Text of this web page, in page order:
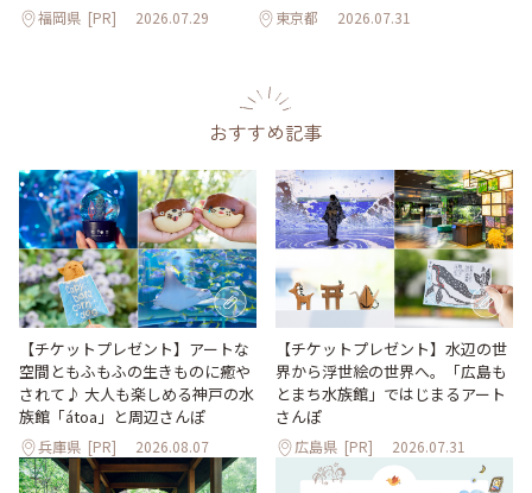
福岡県 [PR] 2026.07.29 東京都 2026.07.31
おすすめ記事
【チケットプレゼント】アートな
空間ともふもふの生きものに癒や
されて♪ 大人も楽しめる神戸の水
族館「átoa」と周辺さんぽ
兵庫県 [PR] 2026.08.07
【チケットプレゼント】水辺の世
界から浮世絵の世界へ。「広島も
とまち水族館」ではじまるアート
さんぽ
広島県 [PR] 2026.07.31